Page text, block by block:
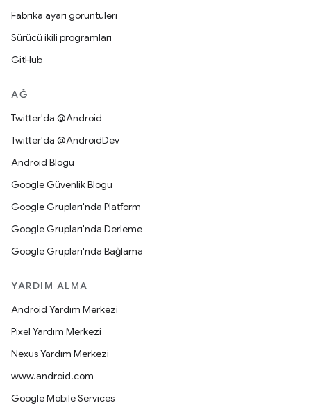
Fabrika ayarı görüntüleri
Sürücü ikili programları
GitHub
AĞ
Twitter'da @Android
Twitter'da @AndroidDev
Android Blogu
Google Güvenlik Blogu
Google Grupları'nda Platform
Google Grupları'nda Derleme
Google Grupları'nda Bağlama
YARDIM ALMA
Android Yardım Merkezi
Pixel Yardım Merkezi
Nexus Yardım Merkezi
www.android.com
Google Mobile Services